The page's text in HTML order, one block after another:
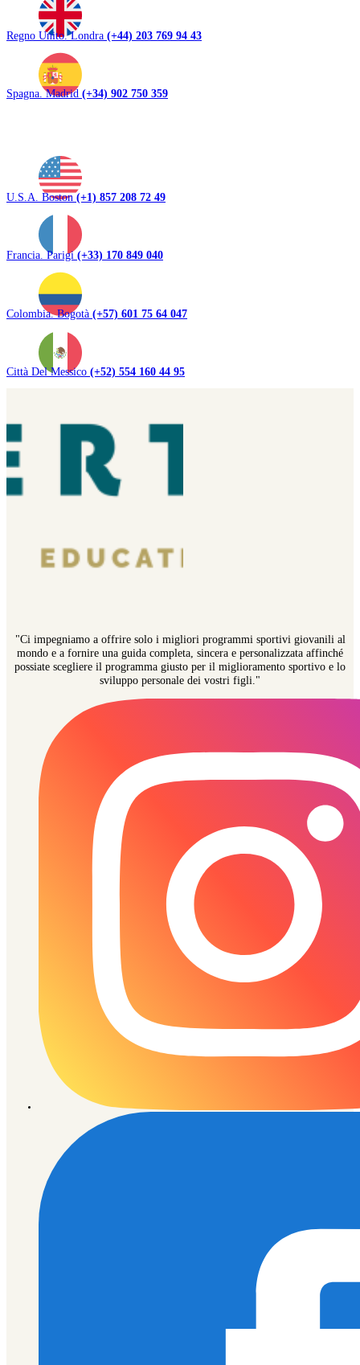
Regno Unito. Londra (+44) 203 769 94 43
Spagna. Madrid (+34) 902 750 359
U.S.A. Boston(+1) 857 208 72 49
Francia. Parigi(+33) 170 849 040
Colombia. Bogotà (+57) 601 75 64 047
Città Del Messico (+52) 554 160 44 95
"Ci impegniamo a offrire solo i migliori programmi sportivi giovanili al
mondo e a fornire una guida completa, sincera e personalizzata affinché
possiate scegliere il programma giusto per il miglioramento sportivo e lo
sviluppo personale dei vostri figli."